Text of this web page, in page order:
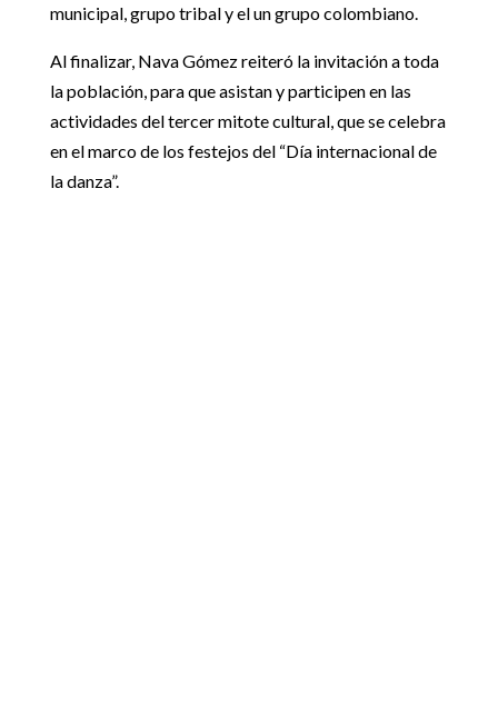
municipal, grupo tribal y el un grupo colombiano.
Al finalizar, Nava Gómez reiteró la invitación a toda
la población, para que asistan y participen en las
actividades del tercer mitote cultural, que se celebra
en el marco de los festejos del “Día internacional de
la danza”.